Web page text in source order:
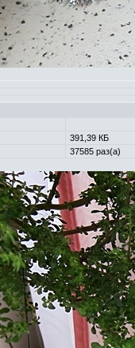
391,39 КБ
37585 раз(а)